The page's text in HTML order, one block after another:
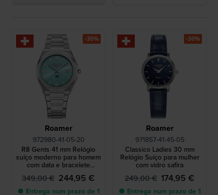
Roamer
972980-41-05-20
R8 Gents 41 mm Relógio
suíço moderno para homem
com data e bracelete
integrada
349,00 € 244,95 €
● Entrega num prazo de 1
-30%
Roamer
971857-41-45-05
Classico Ladies 30 mm
Relógio Suíço para mulher
com vidro safira
249,00 € 174,95 €
● Entrega num prazo de 1
-30%